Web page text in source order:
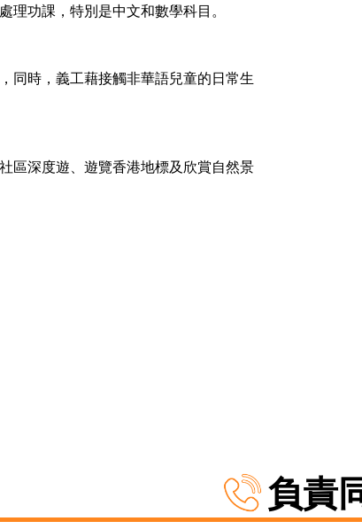
理功課，特別是中文和數學科目。
同時，義工藉接觸非華語兒童的日常生
區深度遊、遊覽香港地標及欣賞自然景
負責